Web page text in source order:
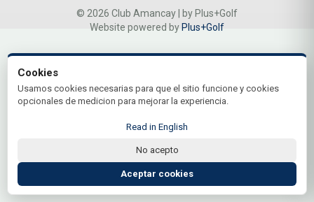
© 2026 Club Amancay | by Plus+Golf
Website powered by Plus+Golf
Cookies
Usamos cookies necesarias para que el sitio funcione y cookies
opcionales de medicion para mejorar la experiencia.
Read in English
No acepto
Aceptar cookies